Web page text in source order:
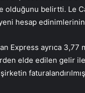
olduğunu belirtti. Le
hesap edinimlerinin
Express ayrıca 3,77
elde edilen gelir